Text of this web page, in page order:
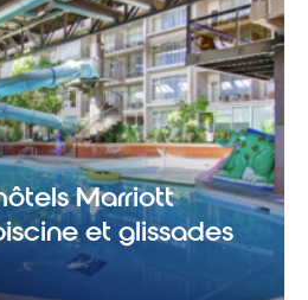
Marriott
et glissades